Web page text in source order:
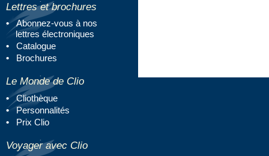
Lettres et brochures
Abonnez-vous à nos
lettres électroniques
Catalogue
Brochures
Le Monde de Clio
Cliothèque
Personnalités
Prix Clio
Voyager avec Clio